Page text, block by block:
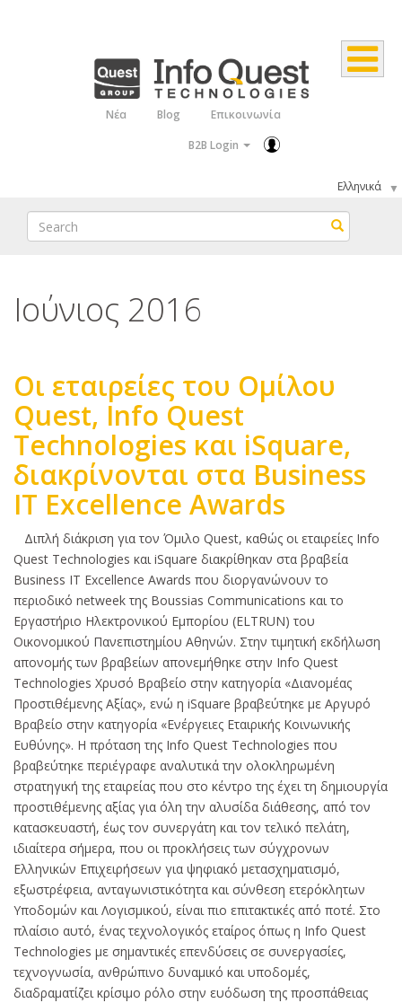
Νέα Blog
Επικοινωνία
B2B Login
Select
your
language
Search Search
Ιούνιος 2016
Οι εταιρείες του Ομίλου
Quest, Info Quest
Technologies και iSquare,
διακρίνονται στα Business
IT Excellence Awards
Κυρίως
κείμενο
Διπλή διάκριση για τον Όμιλο Quest, καθώς οι εταιρείες Info
Quest Technologies και iSquare διακρίθηκαν στα βραβεία
Business IT Excellence Awards που διοργανώνουν το
περιοδικό netweek της Boussias Communications και το
Εργαστήριο Ηλεκτρονικού Εμπορίου (ELTRUN) του
Οικονομικού Πανεπιστημίου Αθηνών. Στην τιμητική εκδήλωση
απονομής των βραβείων απονεμήθηκε στην Info Quest
Technologies Χρυσό Βραβείο στην κατηγορία «Διανομέας
Προστιθέμενης Αξίας», ενώ η iSquare βραβεύτηκε με Αργυρό
Βραβείο στην κατηγορία «Ενέργειες Εταιρικής Κοινωνικής
Ευθύνης». H πρόταση της Info Quest Technologies που
βραβεύτηκε περιέγραφε αναλυτικά την ολοκληρωμένη
στρατηγική της εταιρείας που στο κέντρο της έχει τη δημιουργία
προστιθέμενης αξίας για όλη την αλυσίδα διάθεσης, από τον
κατασκευαστή, έως τον συνεργάτη και τον τελικό πελάτη,
ιδιαίτερα σήμερα, που οι προκλήσεις των σύγχρονων
Ελληνικών Επιχειρήσεων για ψηφιακό μετασχηματισμό,
εξωστρέφεια, ανταγωνιστικότητα και σύνθεση ετερόκλητων
Υποδομών και Λογισμικού, είναι πιο επιτακτικές από ποτέ. Στο
πλαίσιο αυτό, ένας τεχνολογικός εταίρος όπως η Info Quest
Technologies με σημαντικές επενδύσεις σε συνεργασίες,
τεχνογνωσία, ανθρώπινο δυναμικό και υποδομές,
διαδραματίζει κρίσιμο ρόλο στην ευόδωση της προσπάθειας